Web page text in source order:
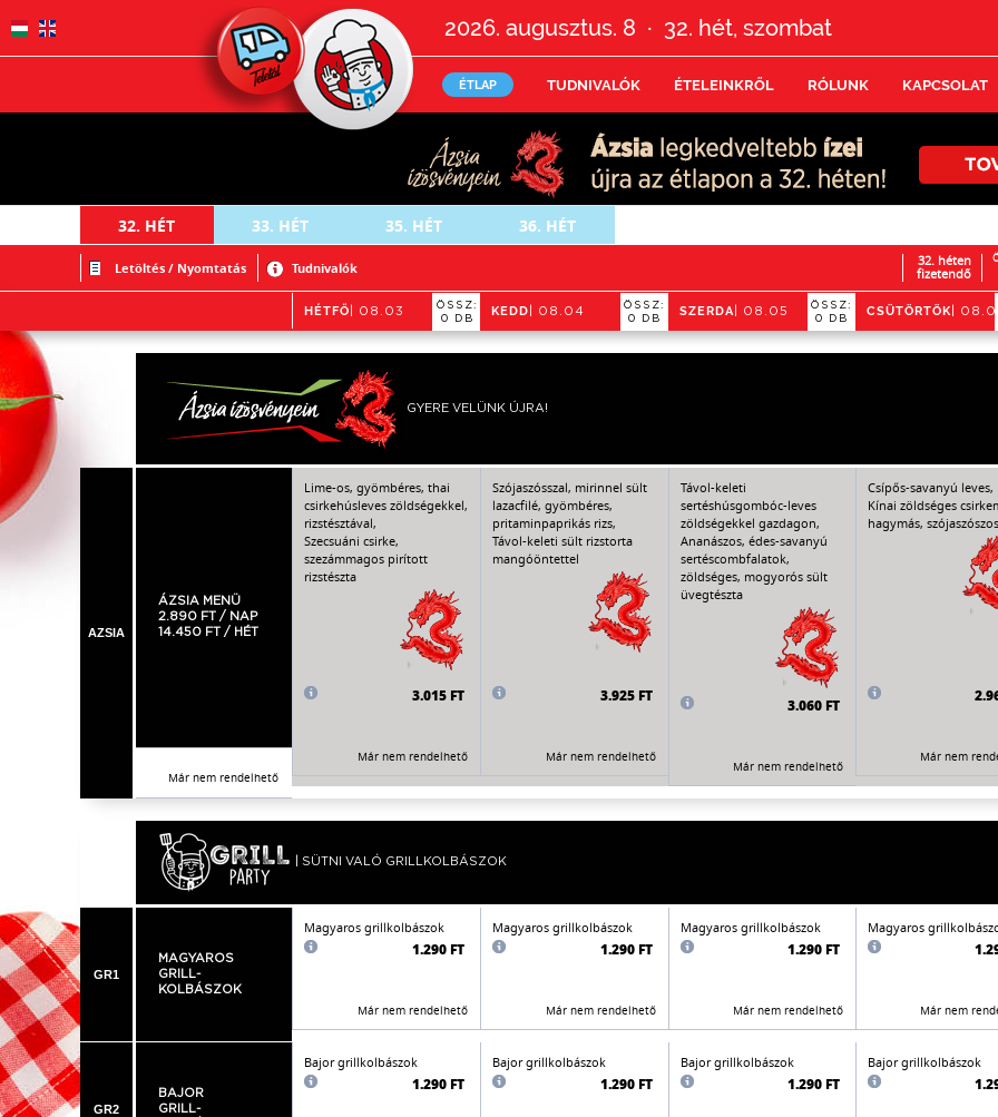
2026. augusztus. 8 • 32. hét, szombat
ÉTLAP TUDNIVALÓK ÉTELEINKRŐL RÓLUNK KAPCSOLAT
32. HÉT 33. HÉT 35. HÉT 36. HÉT
Letöltés / Nyomtatás Tudnivalók
32. héten
fizetendő
HÉTFŐ | 08.03
ÖSSZ:
0 DB
KEDD | 08.04
ÖSSZ:
0 DB
SZERDA | 08.05
ÖSSZ:
0 DB
CSÜTÖRTÖK |
GYERE VELÜNK ÚJRA!
AZSIA
ÁZSIA MENÜ
2.890 FT / NAP
14.450 FT / HÉT
Már nem rendelhető
Lime-os, gyömbéres, thai
csirkehúsleves zöldségekkel,
rizstésztával,
Szecsuáni csirke,
szezámmagos pirított
rizstészta
3.015 FT
Már nem rendelhető
Szójaszósszal, mirinnel sült
lazacfilé, gyömbéres,
pritaminpaprikás rizs,
Távol-keleti sült rizstorta
mangóöntettel
3.925 FT
Már nem rendelhető
Távol-keleti
sertéshúsgombóc-leves
zöldségekkel gazdagon,
Ananászos, édes-savanyú
sertéscombfalatok,
zöldséges, mogyorós sült
üvegtészta
3.060 FT
Már nem rendelhető
Csípős-savanyú leves,
Kínai zöldséges
hagymás,
Már nem
| SÜTNI VALÓ GRILLKOLBÁSZOK
GR1
MAGYAROS
GRILL-
KOLBÁSZOK
Magyaros grillkolbászok
1.290 FT
Már nem rendelhető
Magyaros grillkolbászok
1.290 FT
Már nem rendelhető
Magyaros grillkolbászok
1.290 FT
Már nem rendelhető
Magyaros
Már nem
GR2
BAJOR
GRILL-
Bajor grillkolbászok
1.290 FT
Bajor grillkolbászok
1.290 FT
Bajor grillkolbászok
1.290 FT
Bajor grillkolbászok